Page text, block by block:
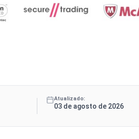
Atualizado:
03 de agosto de 2026